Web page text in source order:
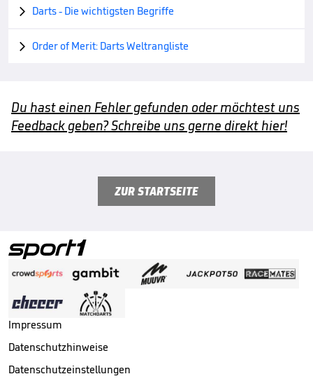
 Darts - Die wichtigsten Begriffe
 Order of Merit: Darts Weltrangliste
Du hast einen Fehler gefunden oder möchtest uns
Feedback geben? Schreibe uns gerne direkt hier!
ZUR STARTSEITE
Impressum
Datenschutzhinweise
Datenschutzeinstellungen